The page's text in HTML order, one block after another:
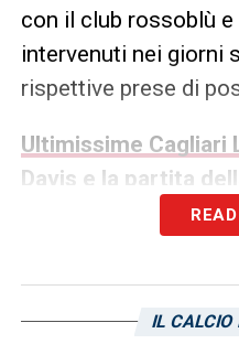
con il club rossoblù
intervenuti nei giorni
rispettive prese di
Ultimissime Cagliari
Davis e la partita
Cagliari
video
IL CALCIO